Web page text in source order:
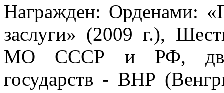
Награжден: Орденами:
заслуги» (2009 г.),
МО СССР и РФ,
государств - ВНР